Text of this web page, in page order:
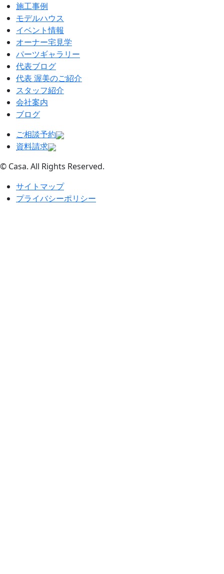
施工事例
モデルハウス
イベント情報
オーナー宅見学
パーツギャラリー
代表ブログ
代表 渥美のご紹介
スタッフ紹介
会社案内
ブログ
ご相談予約
資料請求
© Casa. All Rights Reserved.
サイトマップ
プライバシーポリシー